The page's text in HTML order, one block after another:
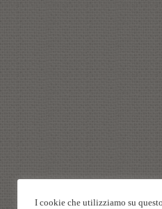
I cookie che utilizziamo su